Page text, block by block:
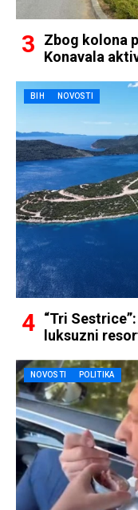
Zbog kolona
Konavala
BIH NOVOSTI
“Tri
luksuzni
NOVOSTI POLITIKA